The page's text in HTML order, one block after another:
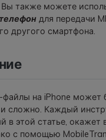
Вы также можете
для передачи
другого смартфона.
файлы на iPhone может
сложно. Каждый
в этой статье,
с помощью